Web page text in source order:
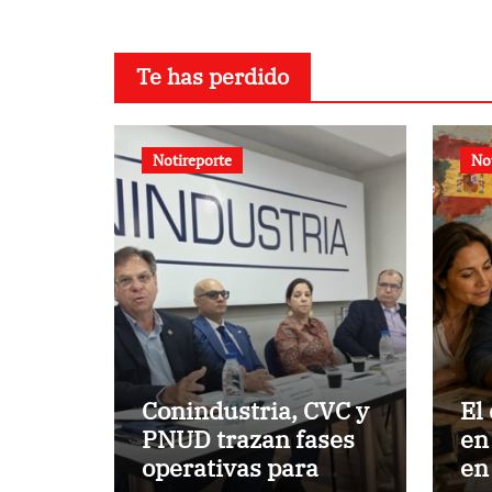
Te has perdido
Notireporte
Conindustria, CVC y
PNUD trazan fases
operativas para
El